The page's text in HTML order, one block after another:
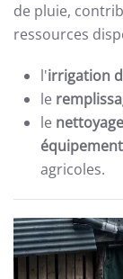
de pluie,
ressources
l'irrigation
le
le
agricoles.